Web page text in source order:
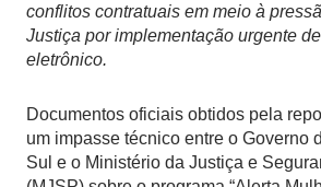
conflitos contratuais em meio à
Justiça por implementação urgente
eletrônico.
Documentos oficiais obtidos pela
um impasse técnico entre o Governo
Sul e o Ministério da Justiça e